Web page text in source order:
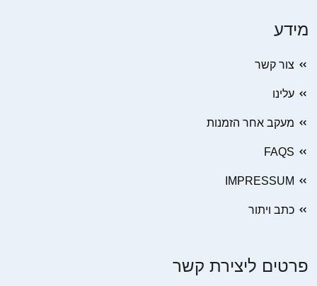
מידע
צור קשר
עלינו
מעקב אחר הזמנות
FAQS
IMPRESSUM
כתב ויתור
פרטים ליצירת קשר